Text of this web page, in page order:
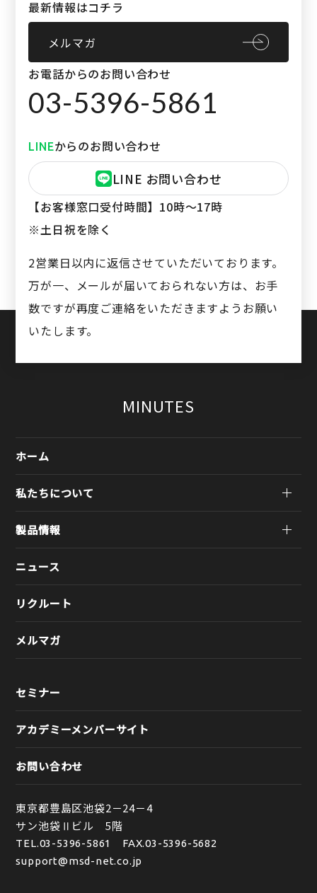
最新情報はコチラ
メルマガ
お電話からのお問い合わせ
03-5396-5861
LINEからのお問い合わせ
LINE お問い合わせ
【お客様窓口受付時間】 10時〜17時
※土日祝を除く
2営業日以内に返信させていただいております。
万が一、メールが届いておられない方は、お手
数ですが再度ご連絡をいただきますようお願い
いたします。
MINUTES
ホーム
私たちについて
製品情報
ニュース
リクルート
メルマガ
セミナー
アカデミーメンバーサイト
お問い合わせ
東京都豊島区池袋2－24－4
サン池袋Ⅱビル 5階
TEL.03-5396-5861
FAX.03-5396-5682
support@msd-net.co.jp